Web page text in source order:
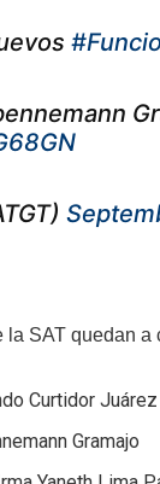
SAT quedan
Curtidor Juárez
Gramajo